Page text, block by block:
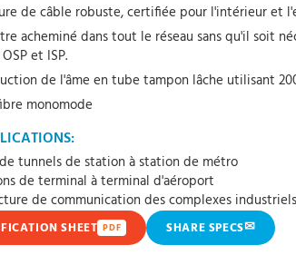
de câble robuste, certifiée pour l'intérieur et
acheminé dans tout le réseau sans qu'il soit
et ISP.
de l'âme en tube tampon lâche utilisant
monomode
de tunnels de station à station de métro
de terminal à terminal d'aéroport
de communication des complexes industriels
SHEET PDF SHARE SPECS✉